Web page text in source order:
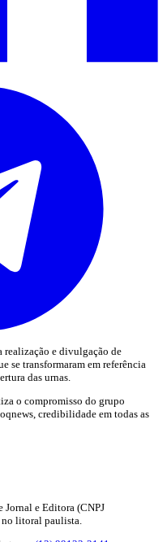
e divulgação de
se transformaram em referência
das urnas.
o compromisso do grupo
credibilidade em todas as
Jornal e Editora (CNPJ
litoral paulista.